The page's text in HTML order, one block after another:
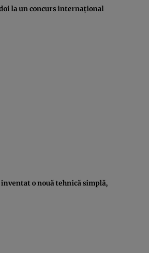
la un concurs internaţional
o nouă tehnică simplă,